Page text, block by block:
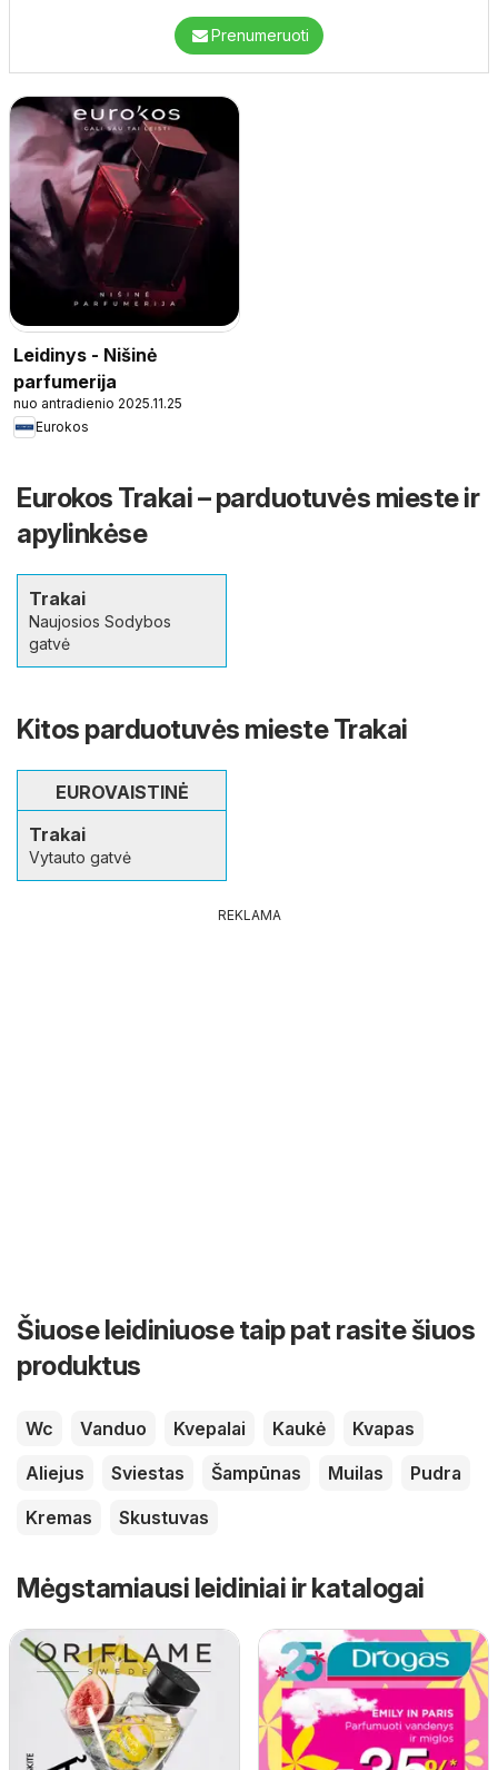
Prenumeruoti
Leidinys - Nišinė
parfumerija
nuo antradienio 2025.11.25
Eurokos
Eurokos Trakai – parduotuvės mieste ir
apylinkėse
Trakai
Naujosios Sodybos
gatvė
Kitos parduotuvės mieste Trakai
EUROVAISTINĖ
Trakai
Vytauto gatvė
REKLAMA
Šiuose leidiniuose taip pat rasite šiuos
produktus
Wc Vanduo Kvepalai Kaukė
Kvapas
Aliejus
Sviestas Šampūnas Muilas
Pudra
Kremas
Skustuvas
Mėgstamiausi leidiniai ir katalogai